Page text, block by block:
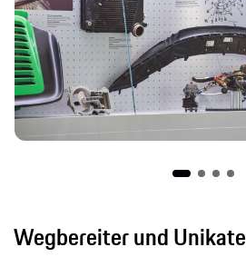
Wegbereiter und Unikate